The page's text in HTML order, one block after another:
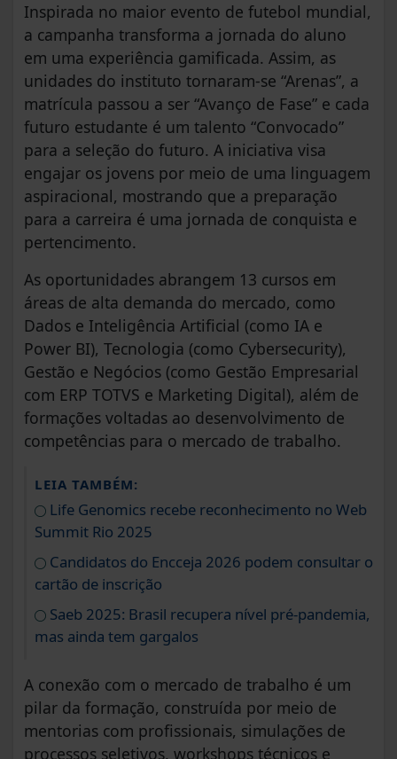
Inspirada no maior evento de futebol mundial,
a campanha transforma a jornada do aluno
em uma experiência gamificada. Assim, as
unidades do instituto tornaram-se “Arenas”, a
matrícula passou a ser “Avanço de Fase” e cada
futuro estudante é um talento “Convocado”
para a seleção do futuro. A iniciativa visa
engajar os jovens por meio de uma linguagem
aspiracional, mostrando que a preparação
para a carreira é uma jornada de conquista e
pertencimento.
As oportunidades abrangem 13 cursos em
áreas de alta demanda do mercado, como
Dados e Inteligência Artificial (como IA e
Power BI), Tecnologia (como Cybersecurity),
Gestão e Negócios (como Gestão Empresarial
com ERP TOTVS e Marketing Digital), além de
formações voltadas ao desenvolvimento de
competências para o mercado de trabalho.
LEIA TAMBÉM:
Life Genomics recebe reconhecimento no Web
Summit Rio 2025
Candidatos do Encceja 2026 podem consultar o
cartão de inscrição
Saeb 2025: Brasil recupera nível pré-pandemia,
mas ainda tem gargalos
A conexão com o mercado de trabalho é um
pilar da formação, construída por meio de
mentorias com profissionais, simulações de
processos seletivos, workshops técnicos e